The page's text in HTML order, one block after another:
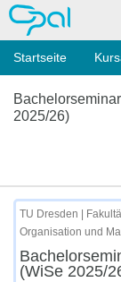
OPAL
Startseite
2025/26)
TU Dresden |
Organisation und
(WiSe 2025/